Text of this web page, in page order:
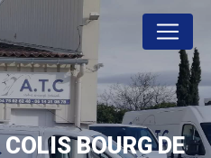
BOURG DE